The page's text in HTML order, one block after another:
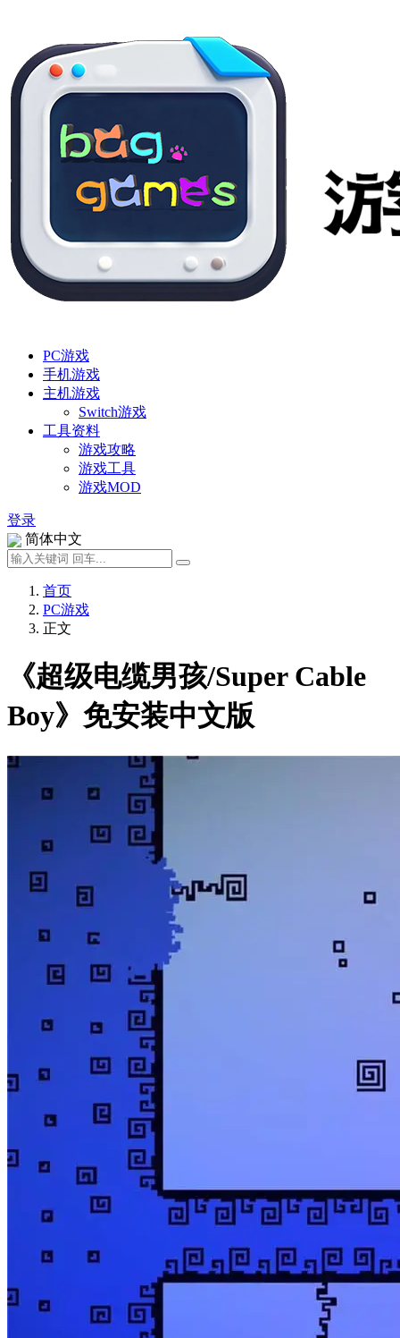
PC游戏
手机游戏
主机游戏
Switch游戏
工具资料
游戏攻略
游戏工具
游戏MOD
登录
简体中文
首页
PC游戏
正文
《超级电缆男孩/Super Cable
Boy》免安装中文版